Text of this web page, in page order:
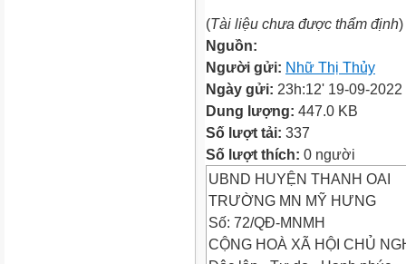
(Tài liệu chưa được thẩm định)
Nguồn:
Người gửi: Nhữ Thị Thủy
Ngày gửi: 23h:12' 19-09-2022
Dung lượng: 447.0 KB
Số lượt tải: 337
Số lượt thích: 0 người
UBND HUYỆN THANH OAI
TRƯỜNG MN MỸ HƯNG
Số: 72/QĐ-MNMH
CỘNG HOÀ XÃ HỘI CHỦ